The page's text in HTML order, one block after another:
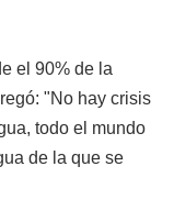
el 90% de la
"No hay crisis
todo el mundo
de la que se